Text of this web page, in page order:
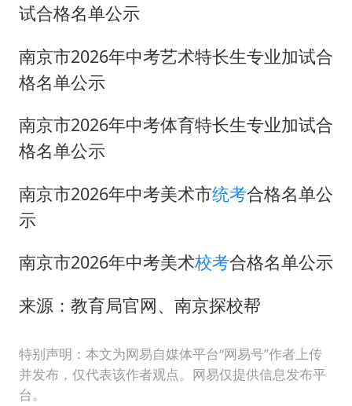
试合格名单公示
南京市2026年中考艺术特长生专业加试合
格名单公示
南京市2026年中考体育特长生专业加试合
格名单公示
南京市2026年中考美术市统考合格名单公
示
南京市2026年中考美术校考合格名单公示
来源：教育局官网、南京探校帮
特别声明：本文为网易自媒体平台“网易号”作者上传
并发布，仅代表该作者观点。网易仅提供信息发布平
台。